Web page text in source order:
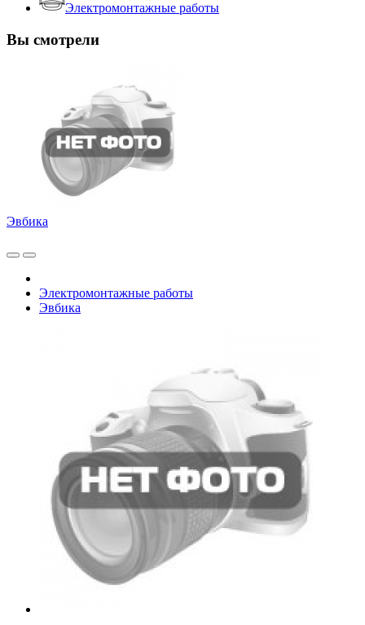
Электромонтажные работы
Вы смотрели
Эвбика
Электромонтажные работы
Эвбика